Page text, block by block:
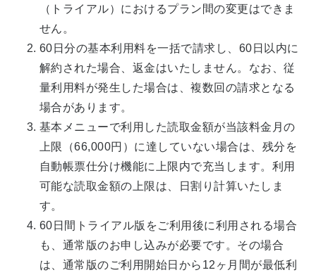
（トライアル）におけるプラン間の変更はできま
せん。
60日分の基本利用料を一括で請求し、60日以内に
解約された場合、返金はいたしません。なお、従
量利用料が発生した場合は、複数回の請求となる
場合があります。
基本メニューで利用した読取金額が当該料金月の
上限（66,000円）に達していない場合は、残分を
自動帳票仕分け機能に上限内で充当します。利用
可能な読取金額の上限は、日割り計算いたしま
す。
60日間トライアル版をご利用後に利用される場合
も、通常版のお申し込みが必要です。その場合
は、通常版のご利用開始日から12ヶ月間が最低利